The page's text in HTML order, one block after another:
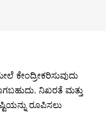
ಕೇಂದ್ರೀಕರಿಸುವುದು
ನಿಖರತೆ ಮತ್ತು
ರೂಪಿಸಲು